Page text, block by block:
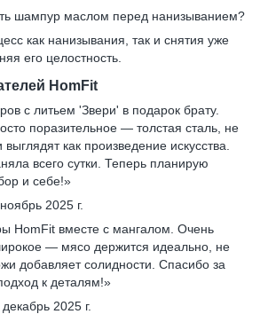
шампур маслом перед нанизыванием?
как нанизывания, так и снятия уже
его целостность.
HomFit
с литьем 'Звери' в подарок брату.
поразительное — толстая сталь, не
как произведение искусства.
всего сутки. Теперь планирую
и себе!»
2025 г.
HomFit вместе с мангалом. Очень
— мясо держится идеально, не
добавляет солидности. Спасибо за
к деталям!»
2025 г.